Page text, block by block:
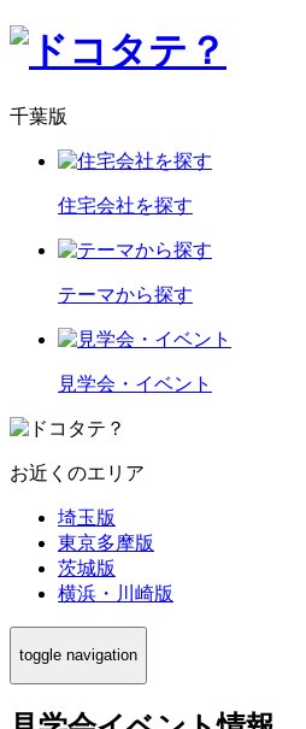
千葉版
住宅会社を探す
テーマから探す
見学会・イベント
お近くのエリア
埼玉版
東京多摩版
茨城版
横浜・川崎版
toggle navigation